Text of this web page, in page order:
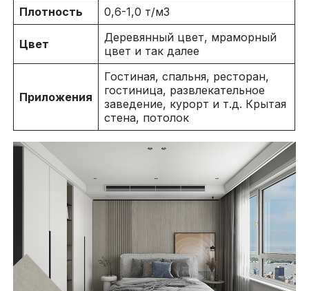
Плотность 0,6-1,0 т/м3
Цвет
Деревянный цвет, мраморный
цвет и так далее
Приложения
Гостиная, спальня, ресторан,
гостиница, развлекательное
заведение, курорт и т.д. Крытая
стена, потолок